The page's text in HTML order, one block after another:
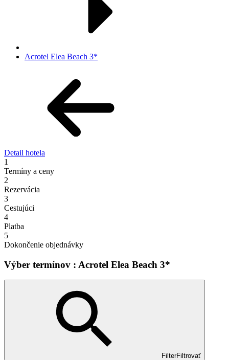
Acrotel Elea Beach 3*
Detail hotela
1
Termíny a ceny
2
Rezervácia
3
Cestujúci
4
Platba
5
Dokončenie objednávky
Výber termínov : Acrotel Elea Beach 3*
FilterFiltrovať